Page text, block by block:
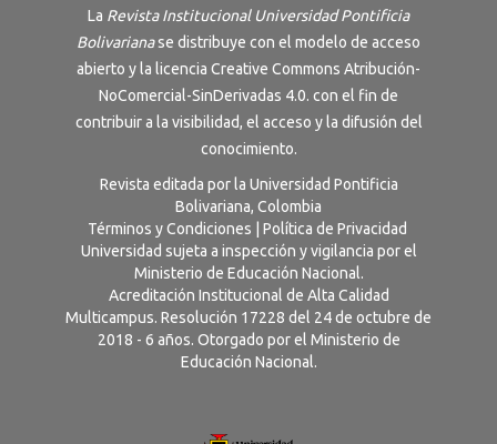
La Revista Institucional Universidad Pontificia
Bolivarianase distribuye con el modelo de acceso
abierto y la licencia Creative Commons Atribución-
NoComercial-SinDerivadas 4.0. con el fin de
contribuir a la visibilidad, el acceso y la difusión del
conocimiento.
Revista editada por la Universidad Pontificia
Bolivariana, Colombia
Términos y Condiciones
Política de Privacidad
Universidad sujeta a inspección y vigilancia por el
Ministerio de Educación Nacional.
Acreditación Institucional de Alta Calidad
Multicampus. Resolución 17228 del 24 de octubre de
2018 - 6 años. Otorgado por el Ministerio de
Educación Nacional.